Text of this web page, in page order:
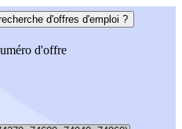
d'offres d'emploi ?
d'offre